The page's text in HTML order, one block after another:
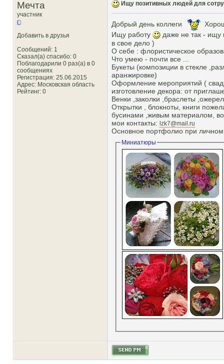
Мечта
участник
Добавить в друзья
Сообщений: 1
Сказал(а) спасибо: 0
Поблагодарили 0 раз(а) в 0
сообщениях
Регистрация: 25.06.2015
Адрес: Московская область
Рейтинг: 0
Ищу позитивных людей для
Добрый день коллеги
Ищу работу
даже не так - ищу
в свое дело )
О себе : флористическое
Что умею - почти все ...
Букеты (композиции в стекле
аранжировке)
Оформление мероприятий (
изготовление декора: от
Венки ,заколки ,браслеты
Открытки , блокноты, книги
бусинами ,живым материалом,
мои контакты: lzk7@mail.ru
Основное портфолио при
Миниатюры